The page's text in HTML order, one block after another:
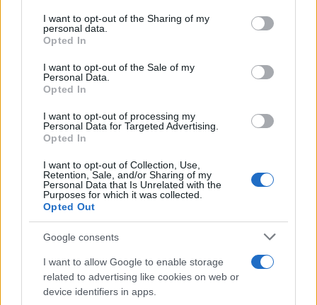
disclose it to other third parties.
Please note that this website/app uses one or more Google
services and may gather and store information including but
not limited to your visit or usage behaviour. You may click to
grant or deny consent to Google and its third-party tags to
consent section.
I want to opt-out of the Sharing of my
personal data.
Opted In
I want to opt-out of the Sale of my
Personal Data.
Opted In
I want to opt-out of processing my
Personal Data for Targeted Advertising.
Opted In
I want to opt-out of Collection, Use,
Retention, Sale, and/or Sharing of my
Personal Data that Is Unrelated with the
Purposes for which it was collected.
Opted Out
Google consents
I want to allow Google to enable storage
related to advertising like cookies on web or
device identifiers in apps.
La banca /Caso Mps: i pm milanesi ora vogliono vederci
La data /L'8 agosto, quando la memoria dovrebbe insegnarci
qualcosa